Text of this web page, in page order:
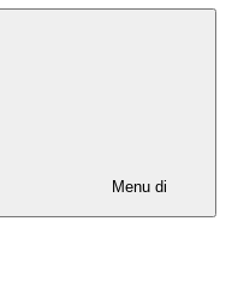
Menu di